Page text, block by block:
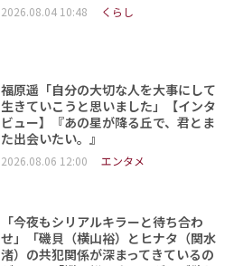
2026.08.04 10:48 くらし
福原遥「自分の大切な人を大事にして
生きていこうと思いました」【インタ
ビュー】『あの星が降る丘で、君とま
た出会いたい。』
2026.08.06 12:00 エンタメ
「今夜もシリアルキラーと待ち合わ
せ」「磯貝（横山裕）とヒナタ（関水
渚）の共犯関係が深まってきているの